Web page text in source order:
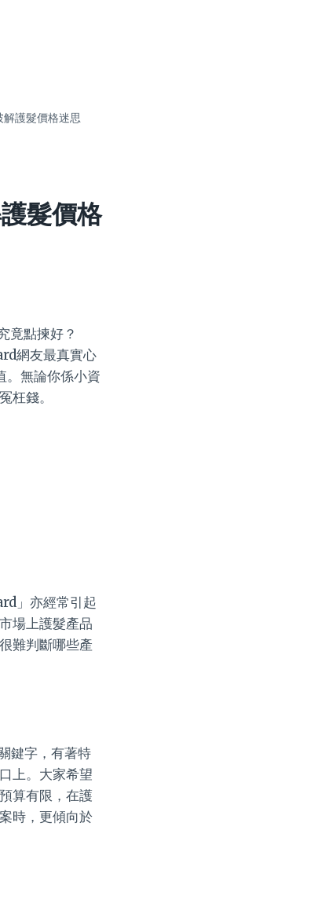
護髮價格迷思
髮價格
竟點揀好？
網友最真實心
。無論你係小資
枉錢。
」亦經常引起
場上護髮產品
難判斷哪些產
鍵字，有著特
上。大家希望
算有限，在護
時，更傾向於